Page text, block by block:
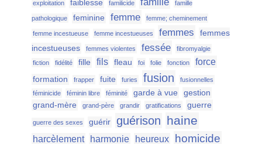
exploitation faiblesse familicide famille
pathologique feminine femme femme; cheminement
femme incestueuse femme incestueuses femmes
femmes
incestueuses
femmes violentes fessée
fibromyalgie
fiction
fidélité fille fils fleau foi folie fonction force
formation frapper fuite furies fusion
fusionnelles
féminicide
féminin libre féminité garde à vue
gestion
grand-mère
grand-père grandir gratifications guerre
guerre des sexes guérir guérison haine
harcèlement harmonie heureux homicide